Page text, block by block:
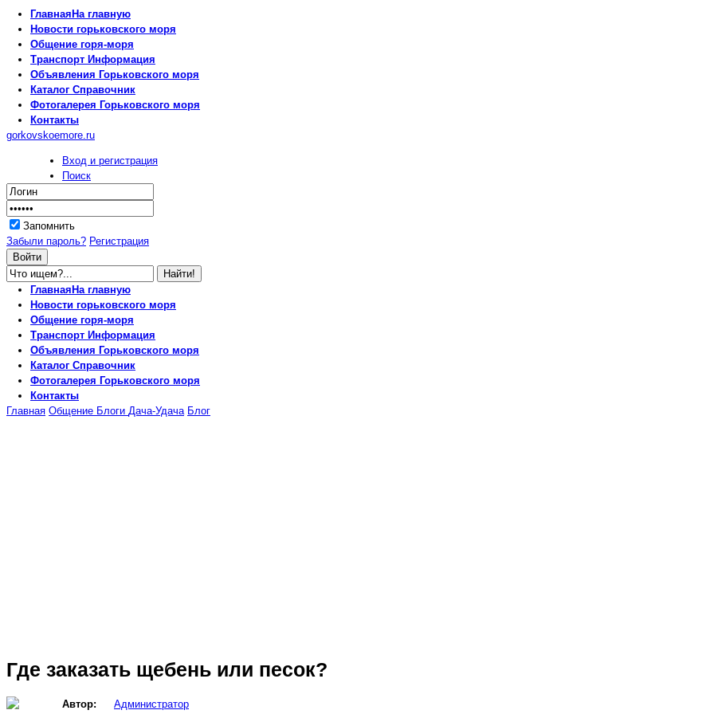
Главная На главную
Новости горьковского моря
Общение горя-моря
Транспорт Информация
Объявления Горьковского моря
Каталог Справочник
Фотогалерея Горьковского моря
Контакты
gorkovskoemore.ru
Вход и регистрация
Поиск
Запомнить
Забыли пароль? Регистрация
Главная На главную
Новости горьковского моря
Общение горя-моря
Транспорт Информация
Объявления Горьковского моря
Каталог Справочник
Фотогалерея Горьковского моря
Контакты
Главная Общение Блоги Дача-Удача Блог
Где заказать щебень или песок?
Автор:
Администратор